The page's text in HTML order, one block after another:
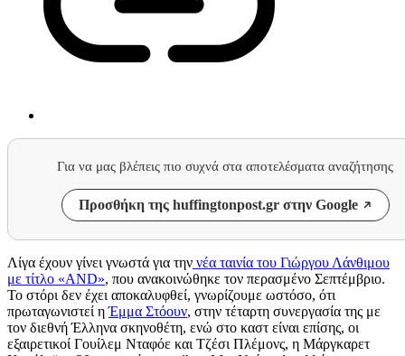
Για να μας βλέπεις πιο συχνά στα αποτελέσματα αναζήτησης
Προσθήκη της huffingtonpost.gr στην Google
Λίγα έχουν γίνει γνωστά για την νέα ταινία του Γιώργου Λάνθιμου
με τίτλο «AND», που ανακοινώθηκε τον περασμένο Σεπτέμβριο.
Το στόρι δεν έχει αποκαλυφθεί, γνωρίζουμε ωστόσο, ότι
πρωταγωνιστεί ηΈμμα Στόουν, στην τέταρτη συνεργασία της με
τον διεθνή Έλληνα σκηνοθέτη, ενώ στο καστ είναι επίσης, οι
εξαιρετικοί Γουίλεμ Νταφόε και Τζέσι Πλέμονς, η Μάργκαρετ